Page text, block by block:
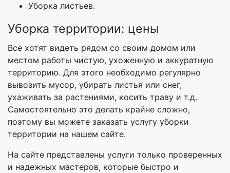
Уборка листьев.
Уборка территории: цены
Все хотят видеть рядом со своим домом или
местом работы чистую, ухоженную и аккуратную
территорию. Для этого необходимо регулярно
вывозить мусор, убирать листья или снег,
ухаживать за растениями, косить траву и т.д.
Самостоятельно это делать крайне сложно,
поэтому вы можете заказать услугу уборки
территории на нашем сайте.
На сайте представлены услуги только проверенных
и надежных мастеров, которые быстро и